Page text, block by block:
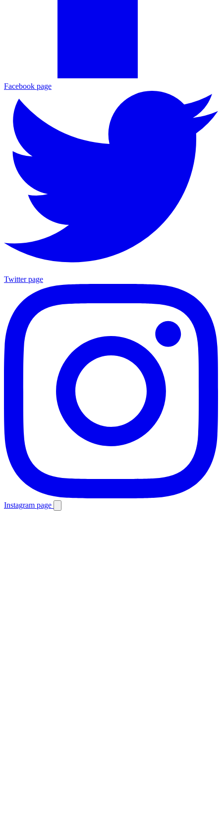
Facebook page
Twitter page
Instagram page